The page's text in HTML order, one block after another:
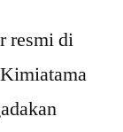
resmi di